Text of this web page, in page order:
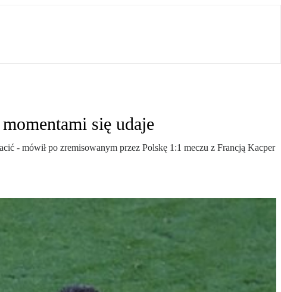
się udaje
- mówił po zremisowanym przez Polskę 1:1 meczu z Francją Kacper